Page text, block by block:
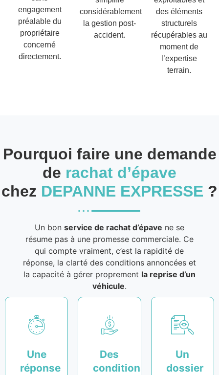
engagement
préalable du
propriétaire
concerné
directement.
considérablement
la gestion post-
accident.
des éléments
structurels
récupérables au
moment de
l’expertise
terrain.
Pourquoi faire une demande
de rachat d’épave
chez DEPANNE EXPRESSE ?
Un bon service de rachat d’épave ne se
résume pas à une promesse commerciale. Ce
qui compte vraiment, c’est la rapidité de
réponse, la clarté des conditions annoncées et
la capacité à gérer proprement la reprise d’un
véhicule.
Une
réponse
Des
conditions
Un
dossier